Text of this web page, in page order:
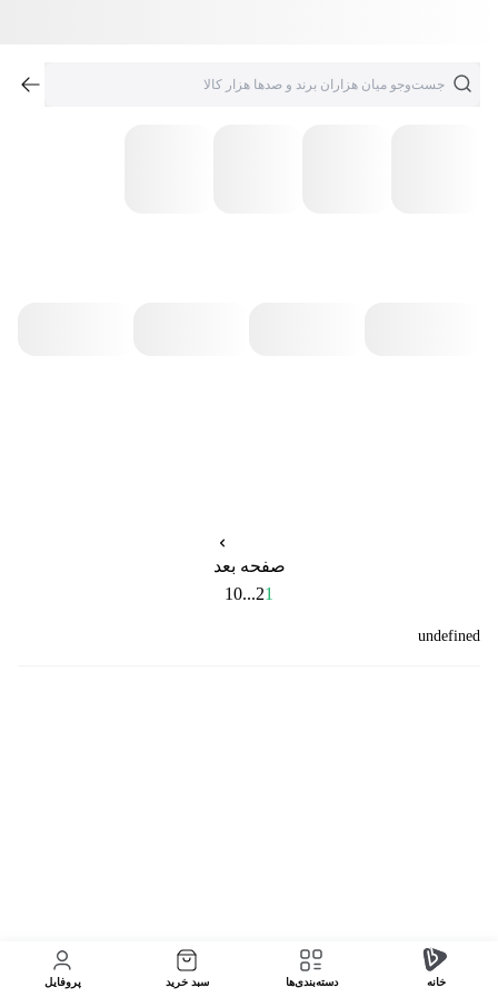
صفحه بعد
1
2
...
10
undefined
خانه دسته‌بندی‌‌ها سبد خرید پروفایل